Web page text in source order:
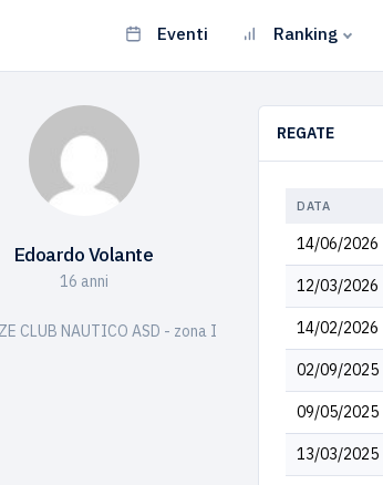
Eventi Ranking
Edoardo Volante
16 anni
CLUB NAUTICO ASD - zona I
REGATE
DATA
14/06/2026
12/03/2026
14/02/2026
02/09/2025
09/05/2025
13/03/2025